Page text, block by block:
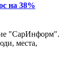
на 38%
"СарИнформ".
места,